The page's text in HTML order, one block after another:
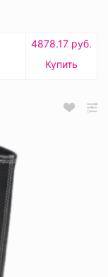
4878.17 руб.
Купить